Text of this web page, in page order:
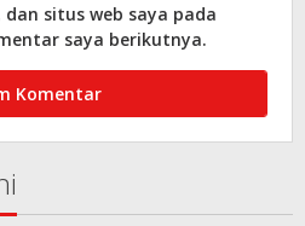
situs web saya pada
saya berikutnya.